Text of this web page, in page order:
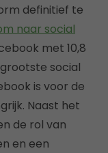
definitief te
naar social
met 10,8
social
is voor de
Naast het
de rol van
en een